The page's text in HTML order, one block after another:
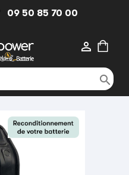
09 50 85 70 00

